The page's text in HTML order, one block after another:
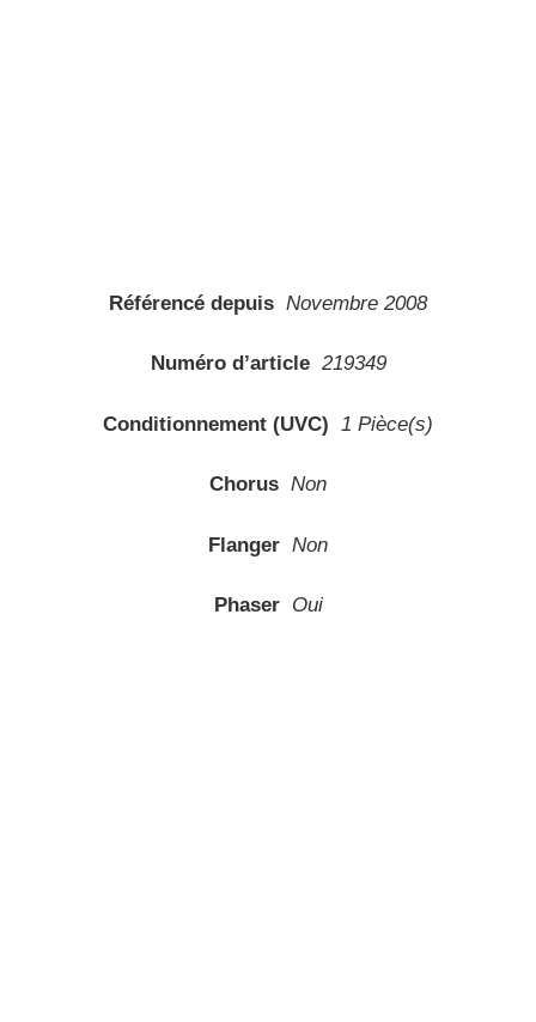
Référencé depuis Novembre 2008
Numéro d’article 219349
Conditionnement (UVC) 1 Pièce(s)
Chorus Non
Flanger Non
Phaser Oui